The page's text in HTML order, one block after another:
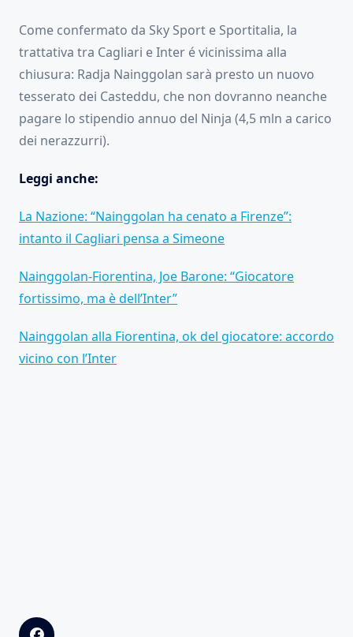
Come confermato da Sky Sport e Sportitalia, la
trattativa tra Cagliari e Inter é vicinissima alla
chiusura: Radja Nainggolan sarà presto un nuovo
tesserato dei Casteddu, che non dovranno neanche
pagare lo stipendio annuo del Ninja (4,5 mln a carico
dei nerazzurri).
Leggi anche:
La Nazione: “Nainggolan ha cenato a Firenze”:
intanto il Cagliari pensa a Simeone
Nainggolan-Fiorentina, Joe Barone: “Giocatore
fortissimo, ma è dell’Inter”
Nainggolan alla Fiorentina, ok del giocatore: accordo
vicino con l’Inter